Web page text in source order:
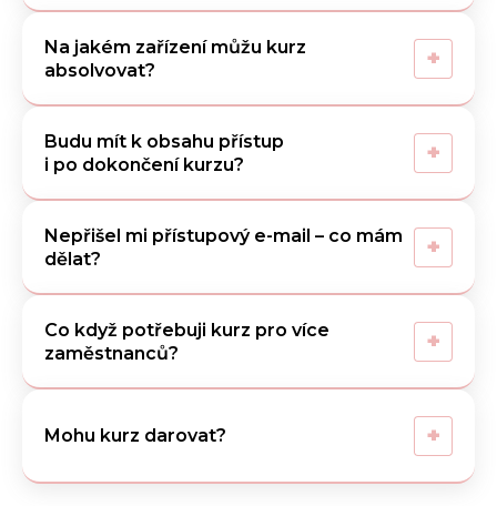
Na jakém zařízení můžu kurz
absolvovat?
+
Budu mít k obsahu přístup
i po dokončení kurzu?
+
Nepřišel mi přístupový e-mail – co mám
dělat?
+
Co když potřebuji kurz pro více
zaměstnanců?
+
Mohu kurz darovat? +